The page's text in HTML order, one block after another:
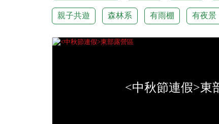
親子共遊 森林系 有雨棚 有夜景
<中秋節連假>東